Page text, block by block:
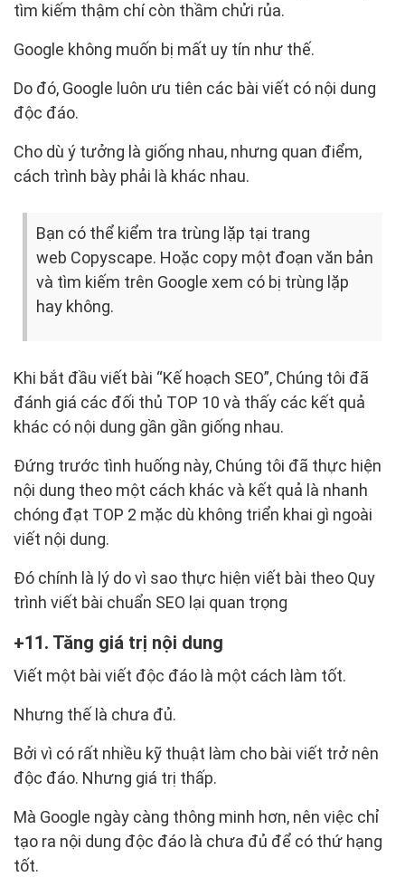
tìm kiếm thậm chí còn thầm chửi rủa.
Google không muốn bị mất uy tín như thế.
Do đó, Google luôn ưu tiên các bài viết có nội dung
độc đáo.
Cho dù ý tưởng là giống nhau, nhưng quan điểm,
cách trình bày phải là khác nhau.
Bạn có thể kiểm tra trùng lặp tại trang
web Copyscape. Hoặc copy một đoạn văn bản
và tìm kiếm trên Google xem có bị trùng lặp
hay không.
Khi bắt đầu viết bài “Kế hoạch SEO”, Chúng tôi đã
đánh giá các đối thủ TOP 10 và thấy các kết quả
khác có nội dung gần gần giống nhau.
Đứng trước tình huống này, Chúng tôi đã thực hiện
nội dung theo một cách khác và kết quả là nhanh
chóng đạt TOP 2 mặc dù không triển khai gì ngoài
viết nội dung.
Đó chính là lý do vì sao thực hiện viết bài theo Quy
trình viết bài chuẩn SEO lại quan trọng
11. Tăng giá trị nội dung
Viết một bài viết độc đáo là một cách làm tốt.
Nhưng thế là chưa đủ.
Bởi vì có rất nhiều kỹ thuật làm cho bài viết trở nên
độc đáo. Nhưng giá trị thấp.
Mà Google ngày càng thông minh hơn, nên việc chỉ
tạo ra nội dung độc đáo là chưa đủ để có thứ hạng
tốt.